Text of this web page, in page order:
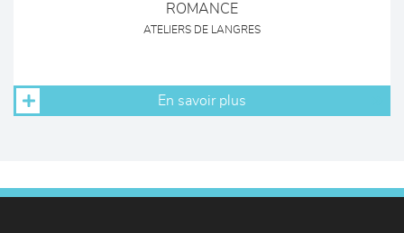
ROMANCE
ATELIERS DE LANGRES
En savoir plus